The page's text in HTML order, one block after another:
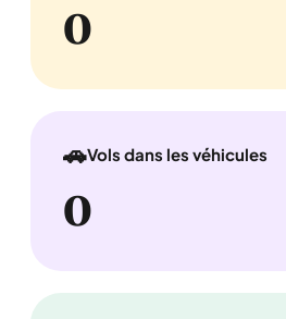
0
🚗Vols dans les véhicules
0